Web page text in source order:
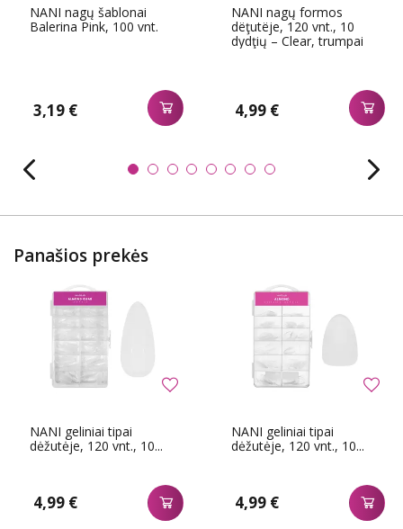
NANI nagų šablonai
Balerina Pink, 100 vnt.
3,19 €
NANI nagų formos
dëţutëje, 120 vnt., 10
dydţių – Clear, trumpai
4,99 €
Panašios prekės
NANI geliniai tipai
dėžutėje, 120 vnt., 10...
4,99 €
NANI geliniai tipai
dėžutėje, 120 vnt., 10...
4,99 €